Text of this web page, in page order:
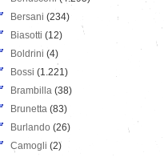
Bersani (234)
Biasotti (12)
Boldrini (4)
Bossi (1.221)
Brambilla (38)
Brunetta (83)
Burlando (26)
Camogli (2)